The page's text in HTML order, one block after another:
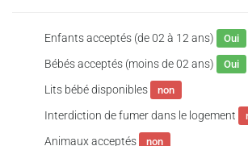
Enfants acceptés (de 02 à 12 ans) Oui
Bébés acceptés (moins de 02 ans) Oui
Lits bébé disponibles non
Interdiction de fumer dans le logement
Animaux acceptés non